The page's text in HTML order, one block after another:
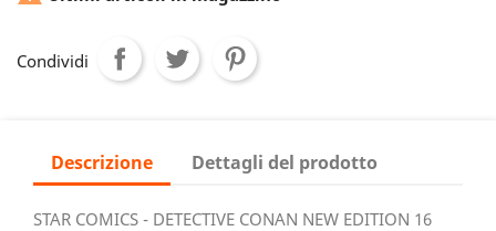
Condividi
Descrizione Dettagli del prodotto
STAR COMICS - DETECTIVE CONAN NEW EDITION 16